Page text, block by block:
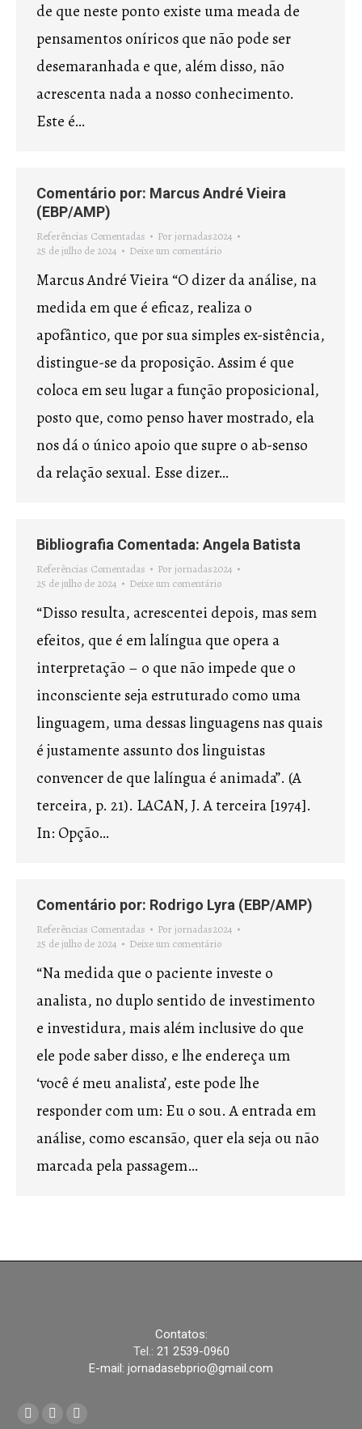
de que neste ponto existe uma meada de
pensamentos oníricos que não pode ser
desemaranhada e que, além disso, não
acrescenta nada a nosso conhecimento.
Este é…
Comentário por: Marcus André Vieira
(EBP/AMP)
Referências Comentadas Por jornadas2024
25 de julho de 2024
Deixe um comentário
Marcus André Vieira “O dizer da análise, na
medida em que é eficaz, realiza o
apofântico, que por sua simples ex-sistência,
distingue-se da proposição. Assim é que
coloca em seu lugar a função proposicional,
posto que, como penso haver mostrado, ela
nos dá o único apoio que supre o ab-senso
da relação sexual. Esse dizer…
Bibliografia Comentada: Angela Batista
Referências Comentadas Por jornadas2024
25 de julho de 2024
Deixe um comentário
“Disso resulta, acrescentei depois, mas sem
efeitos, que é em lalíngua que opera a
interpretação – o que não impede que o
inconsciente seja estruturado como uma
linguagem, uma dessas linguagens nas quais
é justamente assunto dos linguistas
convencer de que lalíngua é animada”. (A
terceira, p. 21). LACAN, J. A terceira [1974].
In: Opção…
Comentário por: Rodrigo Lyra (EBP/AMP)
Referências Comentadas Por jornadas2024
25 de julho de 2024
Deixe um comentário
“Na medida que o paciente investe o
analista, no duplo sentido de investimento
e investidura, mais além inclusive do que
ele pode saber disso, e lhe endereça um
‘você é meu analista’, este pode lhe
responder com um: Eu o sou. A entrada em
análise, como escansão, quer ela seja ou não
marcada pela passagem…
Contatos:
Tel.: 21 2539-0960
E-mail: jornadasebprio@gmail.com
Encontre-nos em: